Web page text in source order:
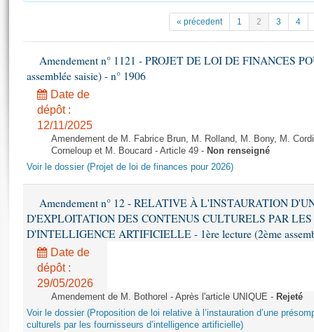
Projets de loi
Propositions de loi
Amendements
Textes adoptés
Rapports d'information
Rapports d'enquête
Rapports sur l'application des lois
Baromètre de l’application des lois
Dossiers législatifs
Budget et sécurité sociale
Questions écrites et orales
Comptes rendus des débats
( Constitution | Règlement de l'Assemblée ... )
Juniors
Anciennes législatures
Liens vers les sites publics
Contacts et plan d'accès
Photos libres de droit
« précedent 1 2 3 4
Amendement n° 1121 - PROJET DE LOI DE FINANCES
assemblée saisie) - n° 1906
Date de
dépôt :
12/11/2025
Amendement de M. Fabrice Brun, M. Rolland, M. Bony, M.
Corneloup et M. Boucard - Article 49 - Non renseigné
Voir le dossier (Projet de loi de finances pour 2026)
Amendement n° 12 - RELATIVE À L'INSTAURATION
D'EXPLOITATION DES CONTENUS CULTURELS PAR LES
D'INTELLIGENCE ARTIFICIELLE - 1ère lecture (2ème
Date de
dépôt :
29/05/2026
Amendement de M. Bothorel - Après l'article UNIQUE - Rejeté
Voir le dossier (Proposition de loi relative à l’instauration d’une
culturels par les fournisseurs d’intelligence artificielle)